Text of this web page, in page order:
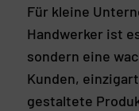
Für kleine
Handwerker ist
sondern eine
Kunden,
gestaltete